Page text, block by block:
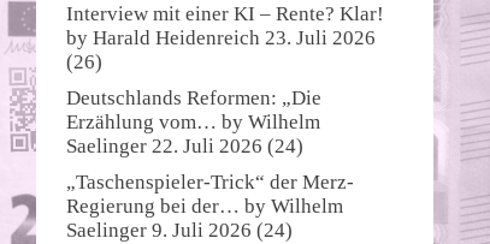
Interview mit einer KI – Rente? Klar!
by Harald Heidenreich 23. Juli 2026
(26)
Deutschlands Reformen: „Die
Erzählung vom… by Wilhelm
Saelinger 22. Juli 2026 (24)
„Taschenspieler-Trick“ der Merz-
Regierung bei der… by Wilhelm
Saelinger 9. Juli 2026 (24)